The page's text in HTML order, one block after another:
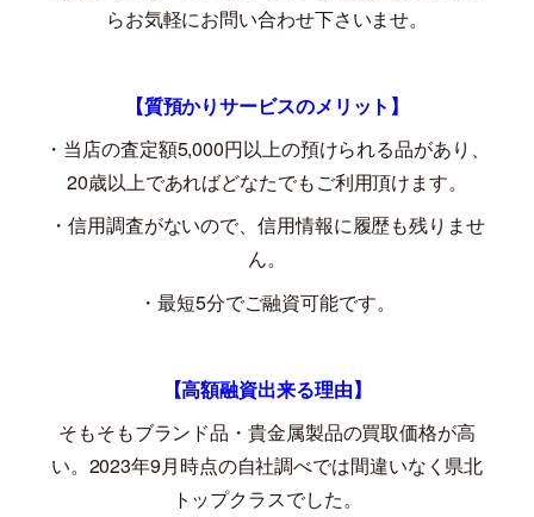
らお気軽にお問い合わせ下さいませ。
【質預かりサービスのメリット】
・当店の査定額5,000円以上の預けられる品があり、
20歳以上であればどなたでもご利用頂けます。
・信用調査がないので、信用情報に履歴も残りませ
ん。
・最短5分でご融資可能です。
【高額融資出来る理由】
そもそもブランド品・貴金属製品の買取価格が高
い。 2023年9月時点の自社調べでは間違いなく県北
トップクラスでした。